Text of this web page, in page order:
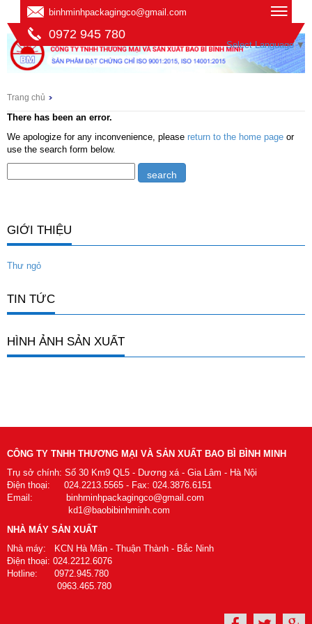
binhminhpackagingco@gmail.com
0972 945 780
Select Language ▼
Trang chủ
There has been an error.
We apologize for any inconvenience, please return to the home page or
use the search form below.
GIỚI THIỆU
Thư ngỏ
TIN TỨC
HÌNH ẢNH SẢN XUẤT
CÔNG TY TNHH THƯƠNG MẠI VÀ SẢN XUẤT BAO BÌ BÌNH MINH
Trụ sở chính: Số 30 Km9 QL5 - Dương xá - Gia Lâm - Hà Nội
Điện thoại: 024.2213.5565 - Fax: 024.3876.6151
Email: binhminhpackagingco@gmail.com
kd1@baobibinhminh.com
NHÀ MÁY SẢN XUẤT
Nhà máy: KCN Hà Mãn - Thuận Thành - Bắc Ninh
Điện thoại: 024.2212.6076
Hotline: 0972.945.780
0963.465.780